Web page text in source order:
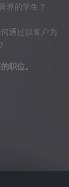
养的学生？
通过以客户为
职位。